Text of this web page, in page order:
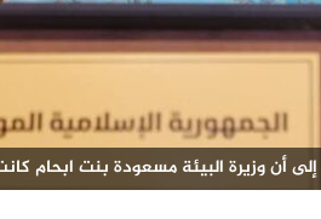
إلى أن وزيرة البيئة مسعودة بنت